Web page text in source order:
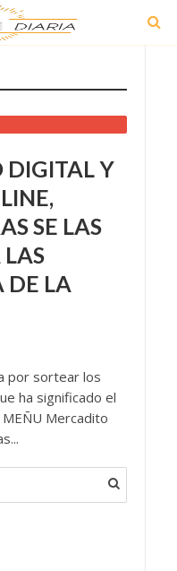
DIGITAL Y
SE LAS
DE LA
por sortear los
ha significado el
Mercadito